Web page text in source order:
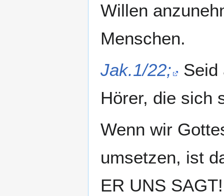
Willen
Menschen.
Jak.1/22;
Seid
Hörer, die sich
Wenn wir
umsetzen, ist
ER UNS